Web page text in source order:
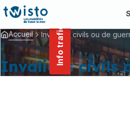
principal
Info trafic
Accueil Invalides civils ou de
Invalides civils
Panneau de gestion des cookies